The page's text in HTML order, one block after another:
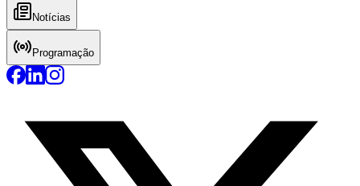
Notícias
Programação